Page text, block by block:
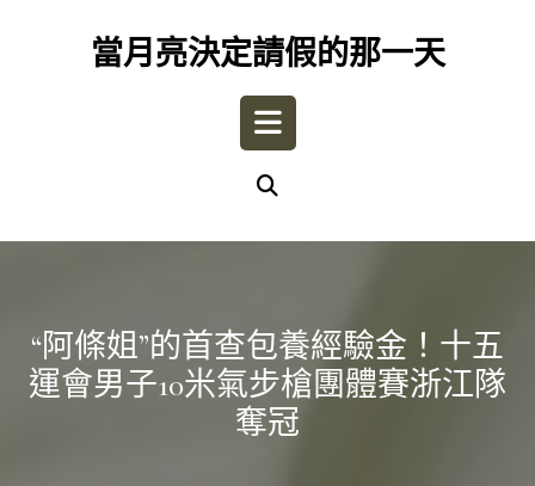
當月亮決定請假的那一天
Open
“阿條姐”的首查包養經驗金！十五
運會男子10米氣步槍團體賽浙江隊
奪冠